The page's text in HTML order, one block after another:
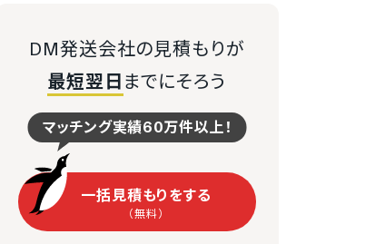
DM発送会社の見積もりが
最短翌日 までにそろう
マッチング実績60万件以上！
一括見積もりをする
（無料）